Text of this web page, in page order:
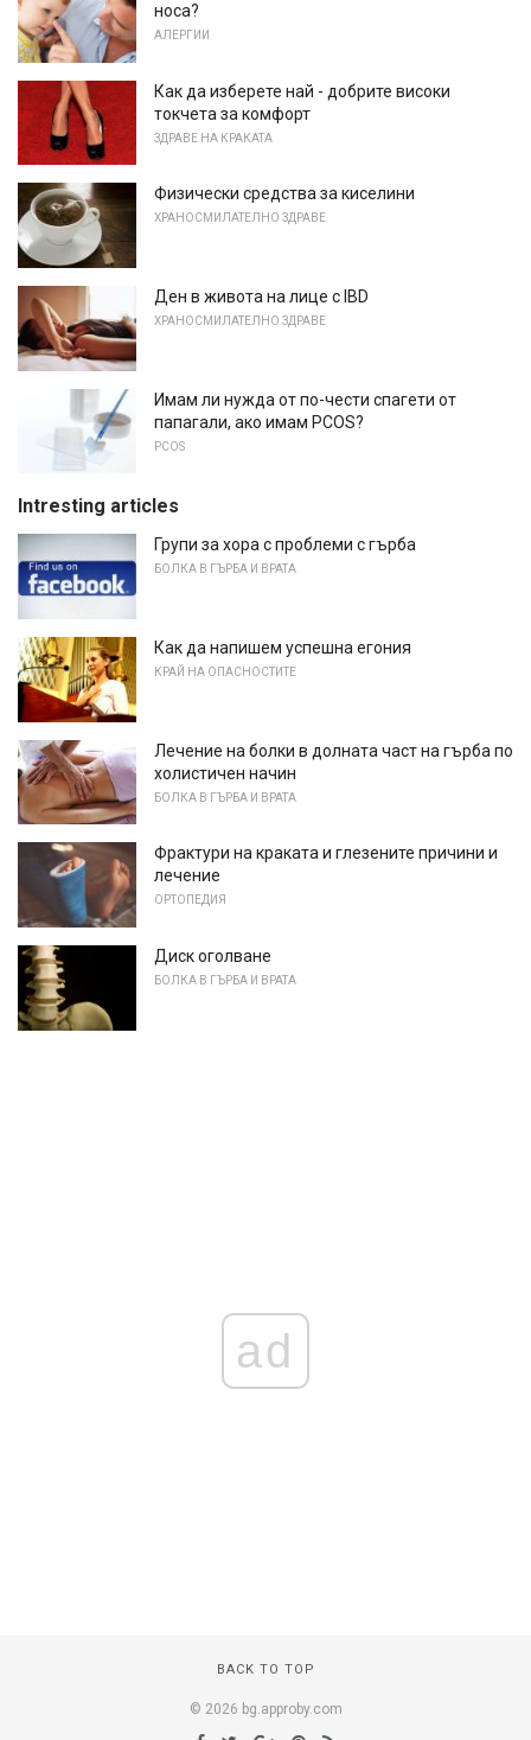
носа?
АЛЕРГИИ
Как да изберете най - добрите високи
токчета за комфорт
ЗДРАВЕ НА КРАКАТА
Физически средства за киселини
ХРАНОСМИЛАТЕЛНО ЗДРАВЕ
Ден в живота на лице с IBD
ХРАНОСМИЛАТЕЛНО ЗДРАВЕ
Имам ли нужда от по-чести спагети от
папагали, ако имам PCOS?
PCOS
Intresting articles
Групи за хора с проблеми с гърба
БОЛКА В ГЪРБА И ВРАТА
Как да напишем успешна егония
КРАЙ НА ОПАСНОСТИТЕ
Лечение на болки в долната част на гърба по
холистичен начин
БОЛКА В ГЪРБА И ВРАТА
Фрактури на краката и глезените причини и
лечение
ОРТОПЕДИЯ
Диск оголване
БОЛКА В ГЪРБА И ВРАТА
ad
BACK TO TOP
© 2026 bg.approby.com